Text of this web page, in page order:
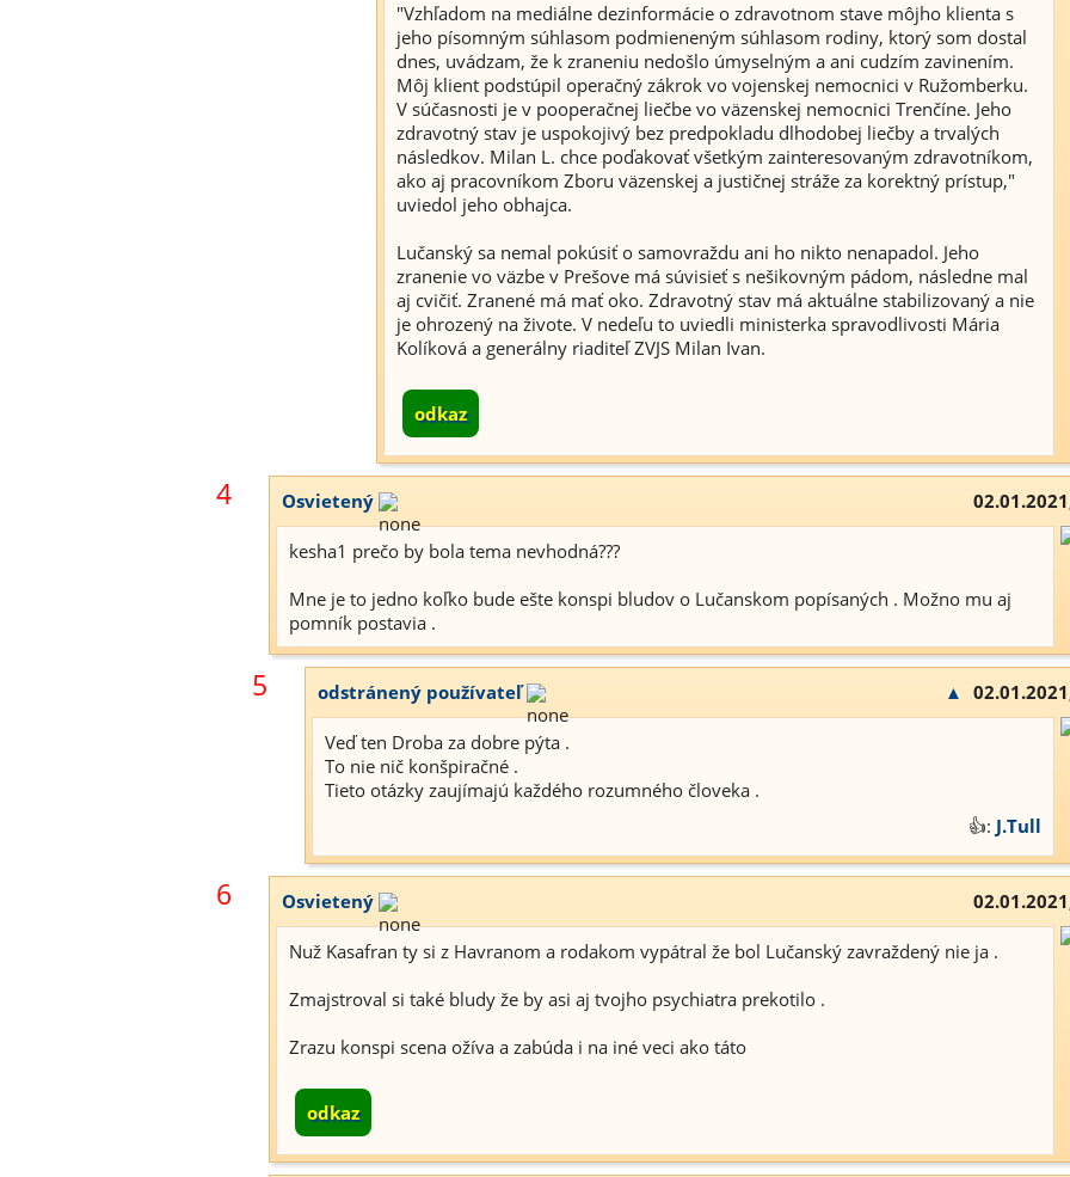
"Vzhľadom na mediálne dezinformácie o zdravotnom stave môjho klienta s
jeho písomným súhlasom podmieneným súhlasom rodiny, ktorý som dostal
dnes, uvádzam, že k zraneniu nedošlo úmyselným a ani cudzím zavinením.
Môj klient podstúpil operačný zákrok vo vojenskej nemocnici v Ružomberku.
V súčasnosti je v pooperačnej liečbe vo väzenskej nemocnici Trenčíne. Jeho
zdravotný stav je uspokojivý bez predpokladu dlhodobej liečby a trvalých
následkov. Milan L. chce poďakovať všetkým zainteresovaným zdravotníkom,
ako aj pracovníkom Zboru väzenskej a justičnej stráže za korektný prístup,"
uviedol jeho obhajca.
Lučanský sa nemal pokúsiť o samovraždu ani ho nikto nenapadol. Jeho
zranenie vo väzbe v Prešove má súvisieť s nešikovným pádom, následne mal
aj cvičiť. Zranené má mať oko. Zdravotný stav má aktuálne stabilizovaný a nie
je ohrozený na živote. V nedeľu to uviedli ministerka spravodlivosti Mária
Kolíková a generálny riaditeľ ZVJS Milan Ivan.
odkaz
4 Osvietený
kesha1 prečo by bola tema nevhodná???
Mne je to jedno koľko bude ešte konspi bludov o Lučanskom popísaných . Možno mu aj
pomník postavia .
5 odstránený používateľ ▲
Veď ten Droba za dobre pýta .
To nie nič konšpiračné .
Tieto otázky zaujímajú každého rozumného človeka .
👍: J.Tull
6 Osvietený
Nuž Kasafran ty si z Havranom a rodakom vypátral že bol Lučanský zavraždený nie ja .
Zmajstroval si také bludy že by asi aj tvojho psychiatra prekotilo .
Zrazu konspi scena ožíva a zabúda i na iné veci ako táto
odkaz